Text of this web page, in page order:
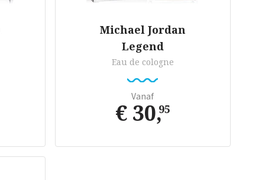
Michael Jordan
Legend
Eau de cologne
Vanaf
€ 30,95